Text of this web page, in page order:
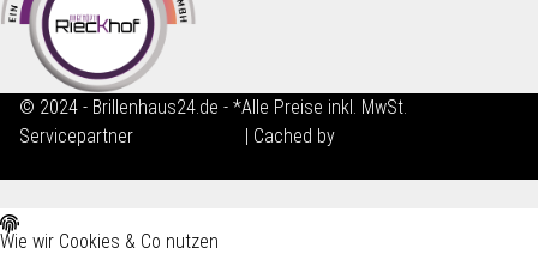
© 2024 - Brillenhaus24.de - *Alle Preise inkl. MwSt.
Servicepartner
| Cached by
Wie wir Cookies & Co nutzen